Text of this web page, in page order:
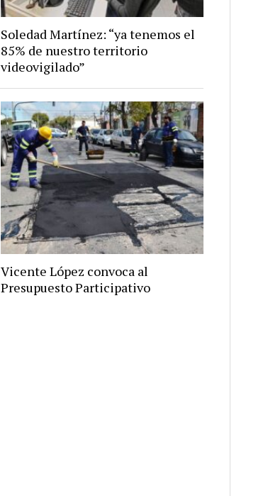
Soledad Martínez: “ya tenemos el
85% de nuestro territorio
videovigilado”
Vicente López convoca al
Presupuesto Participativo